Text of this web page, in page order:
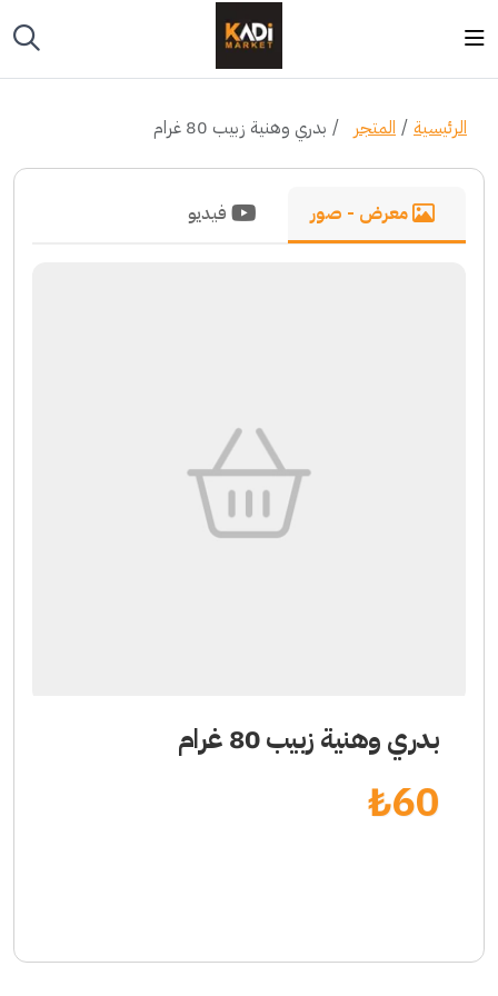
الرئيسية المتجر بدري وهنية زبيب 80 غرام
معرض - صور فيديو
بدري وهنية زبيب 80 غرام
60
₺